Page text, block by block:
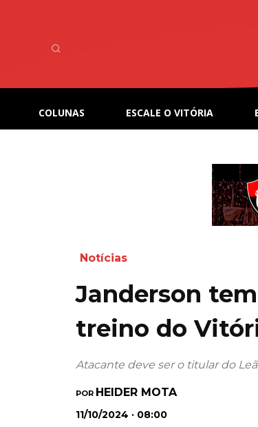
COLUNAS ESCALE O VITÓRIA
Notícias
Janderson
treino do
Atacante deve ser o titular do
POR HEIDER MOTA
11/10/2024 · 08:00